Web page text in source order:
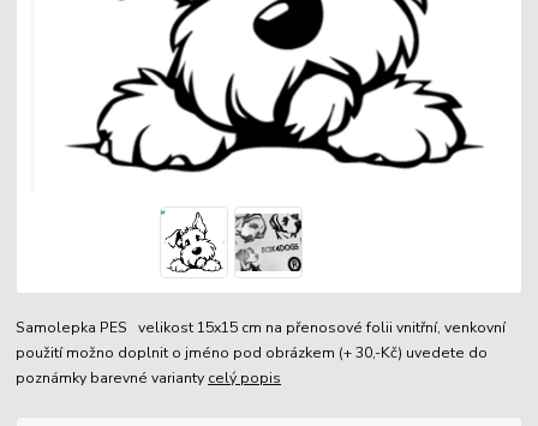
Samolepka PES velikost 15x15 cm na přenosové folii vnitřní, venkovní
použití možno doplnit o jméno pod obrázkem (+ 30,-Kč) uvedete do
poznámky barevné varianty celý popis